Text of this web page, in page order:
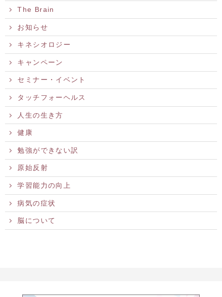
The Brain
お知らせ
キネシオロジー
キャンペーン
セミナー・イベント
タッチフォーヘルス
人生の生き方
健康
勉強ができない訳
原始反射
学習能力の向上
病気の症状
脳について